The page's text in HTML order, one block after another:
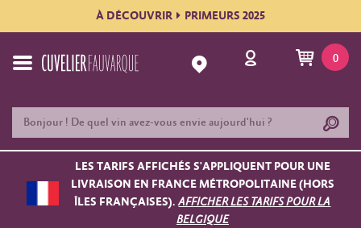
À DÉCOUVRIR PRIMEURS 2025
0
LES TARIFS AFFICHÉS S'APPLIQUENT POUR UNE
LIVRAISON EN FRANCE MÉTROPOLITAINE (HORS
ÎLES FRANÇAISES).AFFICHER LES TARIFS POUR LA
BELGIQUE